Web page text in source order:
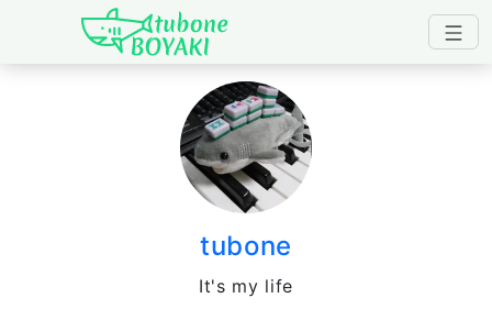
Japanese IT Developer's
tubone
It's my life